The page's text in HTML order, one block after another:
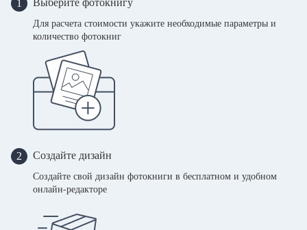
1 Выберите фотокнигу
Для расчета стоимости укажите необходимые параметры и
количество фотокниг
2 Создайте дизайн
Создайте свой дизайн фотокниги в бесплатном и удобном
онлайн-редакторе